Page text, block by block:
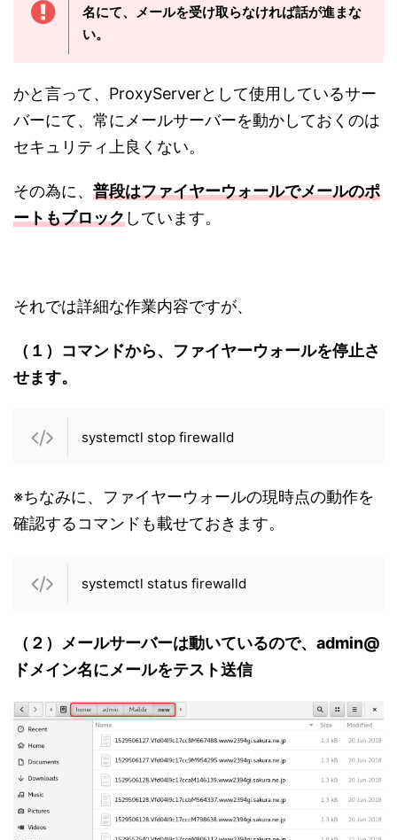
名にて、メールを受け取らなければ話が進まな
い。
かと言って、ProxyServerとして使用しているサー
バーにて、常にメールサーバーを動かしておくのは
セキュリティ上良くない。
その為に、 普段はファイヤーウォールでメールのポ
ートもブロックしています。
それでは詳細な作業内容ですが、
（１）コマンドから、ファイヤーウォールを停止さ
せます。
systemctl stop firewalld
※ちなみに、ファイヤーウォールの現時点の動作を
確認するコマンドも載せておきます。
systemctl status firewalld
（２）メールサーバーは動いているので、admin@
ドメイン名にメールをテスト送信